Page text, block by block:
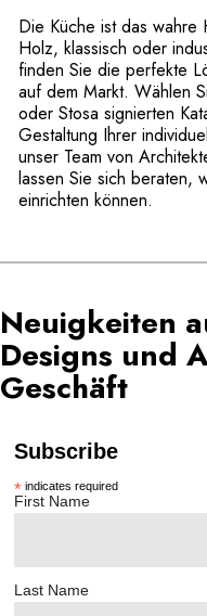
Die Küche ist das
Holz, klassisch oder
finden Sie die perfekte
auf dem Markt. Wählen
oder Stosa signierten
Gestaltung Ihrer
unser Team von
lassen Sie sich beraten,
einrichten können.
Neuigkeiten
Designs und
Geschäft
Subscribe
* indicates required
First Name
Last Name